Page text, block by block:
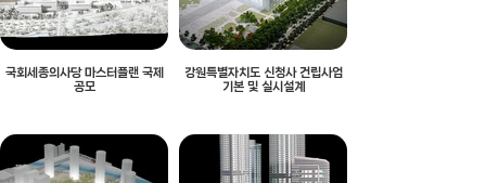
국회세종의사당 마스터플랜 국제
공모
강원특별자치도 신청사 건립사업
기본 및 실시설계